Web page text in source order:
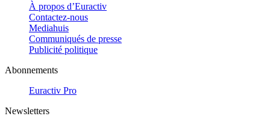
À propos d’Euractiv
Contactez-nous
Mediahuis
Communiqués de presse
Publicité politique
Abonnements
Euractiv Pro
Newsletters